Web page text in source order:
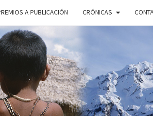
A PUBLICACIÓN CRÓNICAS